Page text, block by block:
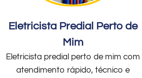
Eletricista Predial Perto de
Mim
Eletricista predial perto de mim com
atendimento rápido, técnico e